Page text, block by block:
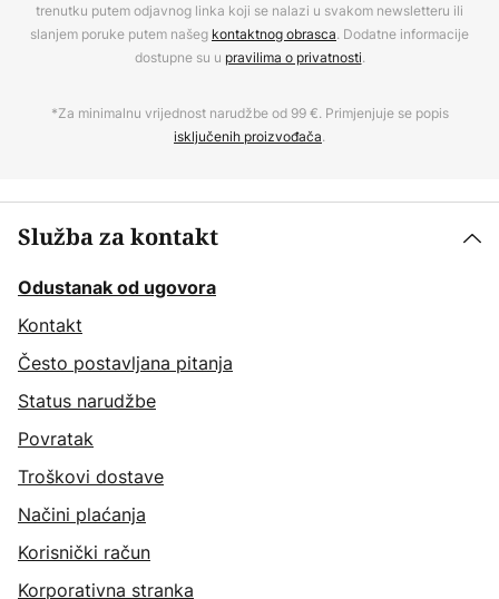
trenutku putem odjavnog linka koji se nalazi u svakom newsletteru ili
slanjem poruke putem našeg kontaktnog obrasca. Dodatne informacije
dostupne su u pravilima o privatnosti.
*Za minimalnu vrijednost narudžbe od 99 €. Primjenjuje se popis
isključenih proizvođača.
Služba za kontakt
Odustanak od ugovora
Kontakt
Često postavljana pitanja
Status narudžbe
Povratak
Troškovi dostave
Načini plaćanja
Korisnički račun
Korporativna stranka